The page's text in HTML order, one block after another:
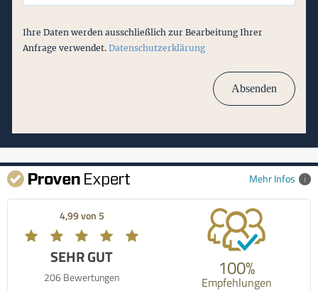
Ihre Daten werden ausschließlich zur Bearbeitung Ihrer
Anfrage verwendet. Datenschutzerklärung
Mehr Infos
4,99 von 5
SEHR GUT
206 Bewertungen 100%
Empfehlungen